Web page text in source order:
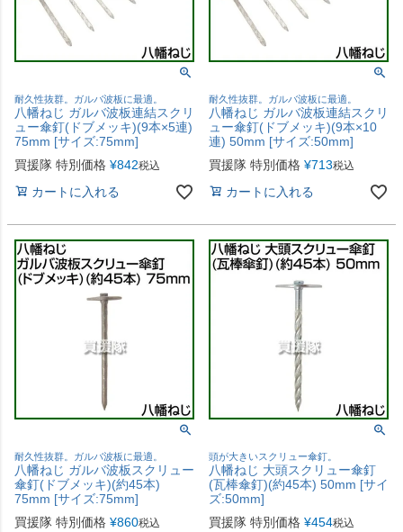
耐久性抜群。ガルバ波板に最適。
八幡ねじ ガルバ波板連結スクリ
ュー傘釘(ドブメッキ)(9本×5連)
75mm [サイズ:75mm]
買援隊 特別価格 ¥842税込
カートに入れる
耐久性抜群。ガルバ波板に最適。
八幡ねじ ガルバ波板連結スクリ
ュー傘釘(ドブメッキ)(9本×10
連) 50mm [サイズ:50mm]
買援隊 特別価格 ¥713税込
カートに入れる
耐久性抜群。ガルバ波板に最適。
八幡ねじ ガルバ波板スクリュー
傘釘(ドブメッキ)(約45本)
75mm [サイズ:75mm]
買援隊 特別価格 ¥860税込
頭が大きいスクリュー傘釘。
八幡ねじ 大頭スクリュー傘釘
(瓦棒傘釘)(約45本) 50mm [サイ
ズ:50mm]
買援隊 特別価格 ¥454税込